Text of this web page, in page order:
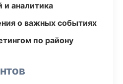
и аналитика
о важных событиях
по району